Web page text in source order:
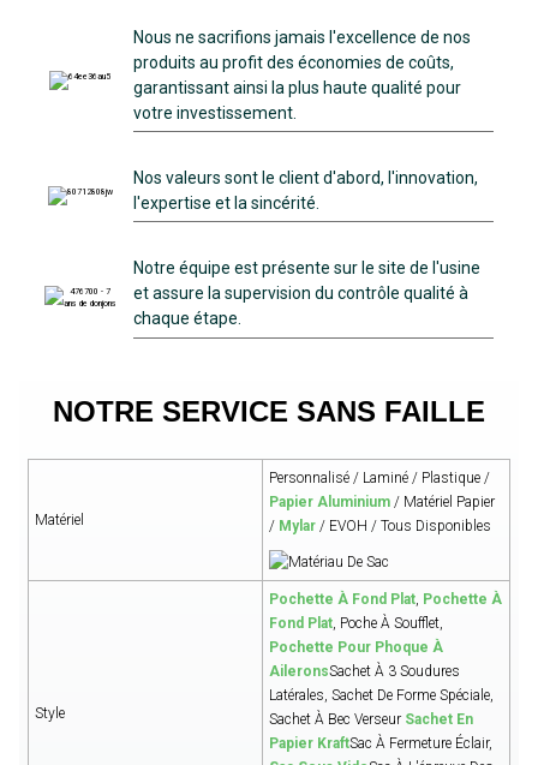
Nous ne sacrifions jamais l'excellence de nos
produits au profit des économies de coûts,
garantissant ainsi la plus haute qualité pour
votre investissement.
Nos valeurs sont le client d'abord, l'innovation,
l'expertise et la sincérité.
Notre équipe est présente sur le site de l'usine
et assure la supervision du contrôle qualité à
chaque étape.
NOTRE SERVICE SANS FAILLE
Matériel
Personnalisé / Laminé / Plastique /
Papier Aluminium/ Matériel Papier
/ Mylar/ EVOH / Tous Disponibles
Style
Pochette À Fond Plat, Pochette À
Fond Plat, Poche À Soufflet,
Pochette Pour Phoque À
AileronsSachet À 3 Soudures
Latérales, Sachet De Forme Spéciale,
Sachet À Bec Verseur Sachet En
Papier KraftSac À Fermeture Éclair,